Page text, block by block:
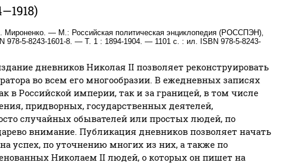
— М.: Российская политическая энциклопедия (РОССПЭН),
5-8243-1601-8. — Т. 1 : 1894-1904. — 1101 с. : ил. ISBN 978-5-8243-
дневников Николая II позволяет реконструировать
во всем его многообразии. В ежедневных записях
в Российской империи, так и за границей, в том числе
придворных, государственных деятелей,
случайных обывателей или простых людей, по
внимание. Публикация дневников позволяет начать
успех, по уточнению многих из них, а также по
Николаем II людей, о которых он пишет на